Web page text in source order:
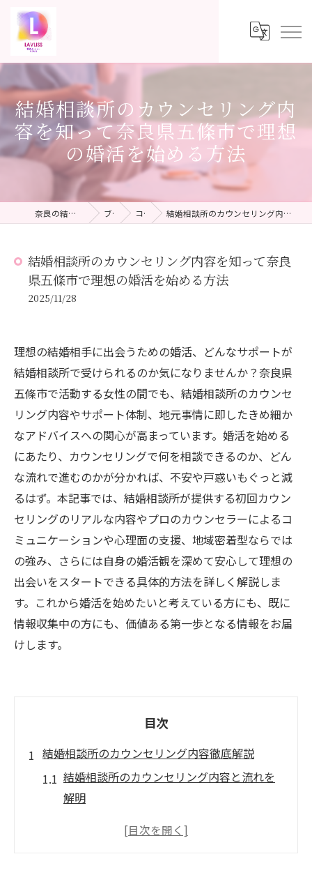
結婚相談所のカウンセリング内
容を知って奈良県五條市で理想
の婚活を始める方法
奈良の結婚相談所ならLAVLISS ブログ コラム 結婚相談所のカウンセリング内容を知って奈良県五條市で理想の婚活を始める方法
結婚相談所のカウンセリング内容を知って奈良
県五條市で理想の婚活を始める方法
2025/11/28
理想の結婚相手に出会うための婚活、どんなサポートが
結婚相談所で受けられるのか気になりませんか？奈良県
五條市で活動する女性の間でも、結婚相談所のカウンセ
リング内容やサポート体制、地元事情に即したきめ細か
なアドバイスへの関心が高まっています。婚活を始める
にあたり、カウンセリングで何を相談できるのか、どん
な流れで進むのかが分かれば、不安や戸惑いもぐっと減
るはず。本記事では、結婚相談所が提供する初回カウン
セリングのリアルな内容やプロのカウンセラーによるコ
ミュニケーションや心理面の支援、地域密着型ならでは
の強み、さらには自身の婚活観を深めて安心して理想の
出会いをスタートできる具体的方法を詳しく解説しま
す。これから婚活を始めたいと考えている方にも、既に
情報収集中の方にも、価値ある第一歩となる情報をお届
けします。
目次
結婚相談所のカウンセリング内容徹底解説
結婚相談所のカウンセリング内容と流れを
解明
結婚相談所で相談できる具体的な内容とは